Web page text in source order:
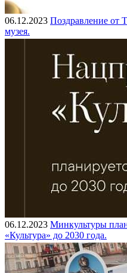
06.12.2023 Поздравление от
музея.
06.12.2023 Минкультуры
«Культура» до 2030 года.